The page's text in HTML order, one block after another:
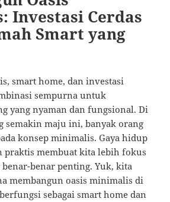
Investasi Cerdas
Smart yang
smart home, dan investasi
sempurna untuk
yang nyaman dan fungsional. Di
semakin maju ini, banyak orang
konsep minimalis. Gaya hidup
praktis membuat kita lebih fokus
benar-benar penting. Yuk, kita
membangun oasis minimalis di
sebagai smart home dan